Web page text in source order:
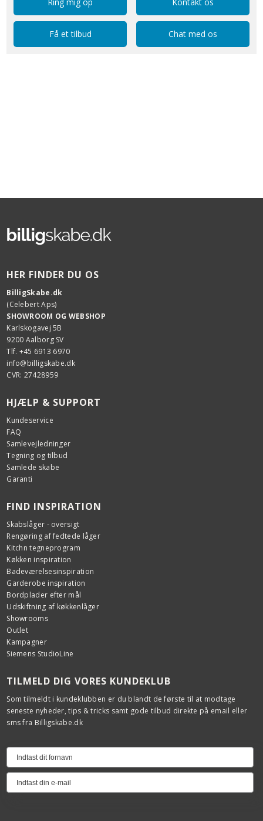
Ring mig op Kontakt os
Få et tilbud Chat med os
HER FINDER DU OS
BilligSkabe.dk
(Celebert Aps)
SHOWROOM OG WEBSHOP
Karlskogavej 5B
9200 Aalborg SV
Tlf. +45 6913 6970
info@billigskabe.dk
CVR: 27428959
HJÆLP & SUPPORT
Kundeservice
FAQ
Samlevejledninger
Tegning og tilbud
Samlede skabe
Garanti
FIND INSPIRATION
Skabslåger - oversigt
Rengøring af fedtede låger
Kitchn tegneprogram
Køkken inspiration
Badeværelsesinspiration
Garderobe inspiration
Bordplader efter mål
Udskiftning af køkkenlåger
Showrooms
Outlet
Kampagner
Siemens StudioLine
TILMELD DIG VORES KUNDEKLUB
Som tilmeldt i kundeklubben er du blandt de første til at modtage
seneste nyheder, tips & tricks samt gode tilbud direkte på email eller
sms fra Billigskabe.dk